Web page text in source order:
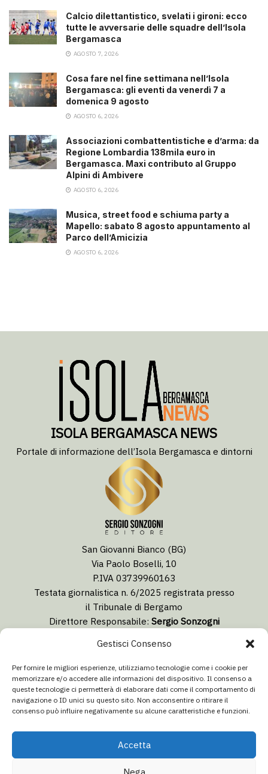
Gestisci Consenso
Per fornire le migliori esperienze, utilizziamo tecnologie come i cookie per
memorizzare e/o accedere alle informazioni del dispositivo. Il consenso a
queste tecnologie ci permetterà di elaborare dati come il comportamento di
navigazione o ID unici su questo sito. Non acconsentire o ritirare il
consenso può influire negativamente su alcune caratteristiche e funzioni.
Accetta
Nega
Calcio dilettantistico, svelati i gironi: ecco
tutte le avversarie delle squadre dell’Isola
Bergamasca
AGOSTO 7, 2026
Cosa fare nel fine settimana nell’Isola
Bergamasca: gli eventi da venerdì 7 a
domenica 9 agosto
AGOSTO 6, 2026
Associazioni combattentistiche e d’arma: da
Regione Lombardia 138mila euro in
Bergamasca. Maxi contributo al Gruppo
Alpini di Ambivere
AGOSTO 6, 2026
Musica, street food e schiuma party a
Mapello: sabato 8 agosto appuntamento al
Parco dell’Amicizia
AGOSTO 6, 2026
ISOLA BERGAMASCA NEWS
Portale di informazione dell’Isola Bergamasca e dintorni
San Giovanni Bianco (BG)
Via Paolo Boselli, 10
P.IVA 03739960163
Testata giornalistica n. 6/2025 registrata presso
il Tribunale di Bergamo
Direttore Responsabile: Sergio Sonzogni
redazione@isolabergamascanews.it
info@italiacommunication.com
Telefono: 0345 41834